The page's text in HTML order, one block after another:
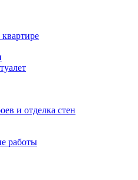
и отделка стен
работы